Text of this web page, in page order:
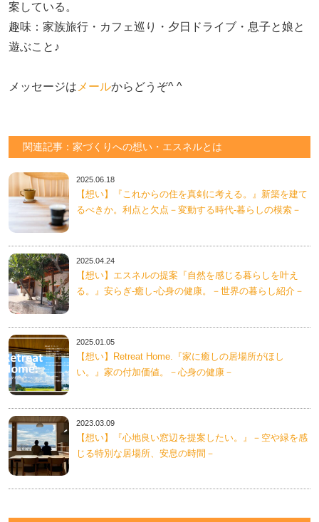
案している。
趣味：家族旅行・カフェ巡り・夕日ドライブ・息子と娘と
遊ぶこと♪
メッセージは メールからどうぞ^ ^
関連記事：家づくりへの想い・エスネルとは
2025.06.18
【想い】『これからの住を真剣に考える。』新築を建て
るべきか。利点と欠点－変動する時代-暮らしの模索－
2025.04.24
【想い】エスネルの提案『自然を感じる暮らしを叶え
る。』安らぎ-癒し-心身の健康。－世界の暮らし紹介－
2025.01.05
【想い】Retreat Home.『家に癒しの居場所がほし
い。』家の付加価値。－心身の健康－
2023.03.09
【想い】『心地良い窓辺を提案したい。』－空や緑を感
じる特別な居場所、安息の時間－